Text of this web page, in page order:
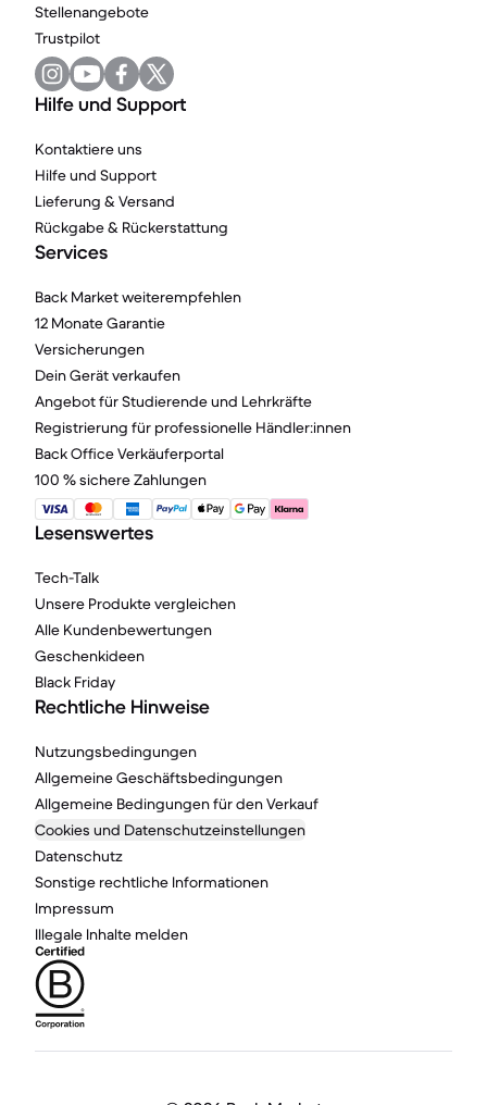
Stellenangebote
Trustpilot
Hilfe und Support
Kontaktiere uns
Hilfe und Support
Lieferung & Versand
Rückgabe & Rückerstattung
Services
Back Market weiterempfehlen
12 Monate Garantie
Versicherungen
Dein Gerät verkaufen
Angebot für Studierende und Lehrkräfte
Registrierung für professionelle Händler:innen
Back Office Verkäuferportal
100 % sichere Zahlungen
Lesenswertes
Tech-Talk
Unsere Produkte vergleichen
Alle Kundenbewertungen
Geschenkideen
Black Friday
Rechtliche Hinweise
Nutzungsbedingungen
Allgemeine Geschäftsbedingungen
Allgemeine Bedingungen für den Verkauf
Cookies und Datenschutzeinstellungen
Datenschutz
Sonstige rechtliche Informationen
Impressum
Illegale Inhalte melden